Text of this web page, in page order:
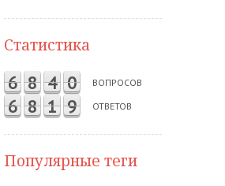
Статистика
6 8 4 0 ВОПРОСОВ
6 8 1 9 ОТВЕТОВ
Популярные теги